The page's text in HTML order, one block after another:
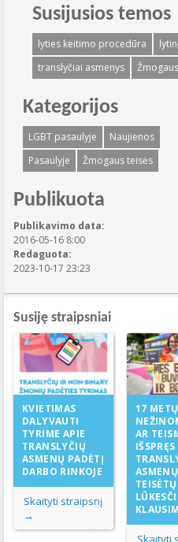
Susijusios temos
lyties keitimo procedūra
translyčiai asmenys
Kategorijos
LGBT pasaulyje
Naujienos
Pasaulyje
Žmogaus teisės
Publikuota
Publikavimo data:
2016-05-16 8:00
Redaguota:
2023-10-17 23:23
Susiję straipsniai
KVIETIMAS
DALYVAUTI
TYRIME APIE
TRANSLYČIŲ
ASMENŲ PADĖTĮ
DARBO RINKOJE
Skaityti straipsnį
→
17 METŲ
AR
IŠSPRĘS
ASMENŲ
TEISĖTŲ
Skaityti